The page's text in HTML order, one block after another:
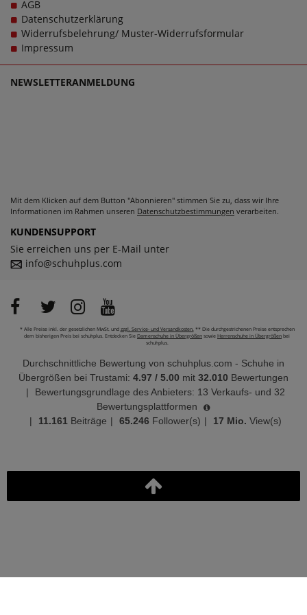
Damenschuhen in großen Größen glücklich zu machen,
denn schließlich sollen große Schuhe von Lotto für Damen
schlichtweg passen und dabei stets zu einem echten
Trageerlebnis werden.
AGB
Datenschutzerklärung
Widerrufsbelehrung/ Muster-Widerrufsformular
Impressum
NEWSLETTERANMELDUNG
Mit dem Klicken auf dem Button "Abonnieren" stimmen Sie zu, dass wir Ihre
Informationen im Rahmen unseren Datenschutzbestimmungen verarbeiten.
KUNDENSUPPORT
Sie erreichen uns per E-Mail unter
info@schuhplus.com
* Alle Preise inkl. der gesetzlichen MwSt. und zzgl. Service- und Versandkosten.** Die durchgestrichenen Preise entsprechen
dem bisherigen Preis bei schuhplus. Entdecken Sie Damenschuhe in Übergrößen sowie Herrenschuhe in Übergrößen bei
schuhplus.
Durchschnittliche Bewertung von schuhplus.com - Schuhe in
Übergrößen bei Trustami: 4.97 / 5.00 mit 32.010 Bewertungen
|
Bewertungsgrundlage des Anbieters: 13 Verkaufs- und 32
Bewertungsplattformen
|
11.161 Beiträge | 65.246 Follower(s) | 17 Mio. View(s)